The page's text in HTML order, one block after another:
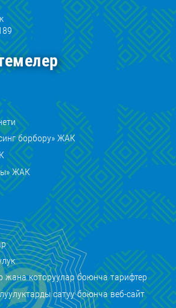
борбору» ЖАК
ЖАК
жана которуулар боюнча тарифтер
сатуу боюнча веб-сайт